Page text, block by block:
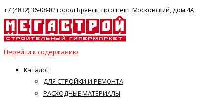
+7 (4832) 36-08-82 город Брянск, проспект Московский, дом 4А
Перейти к содержанию
Каталог
ДЛЯ СТРОЙКИ И РЕМОНТА
РАСХОДНЫЕ МАТЕРИАЛЫ